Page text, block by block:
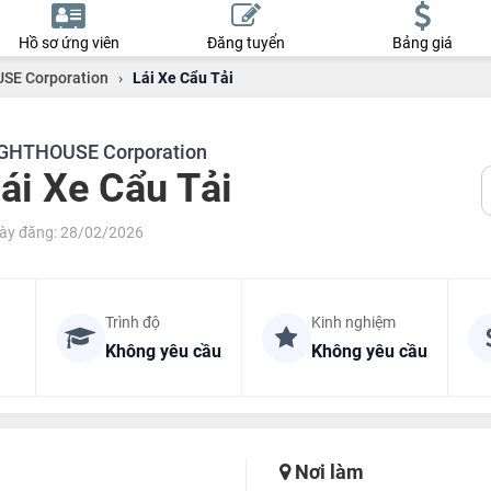
Hồ sơ ứng viên Đăng tuyển
Bảng giá
Corporation
› Lái Xe Cẩu Tải
Corporation
Xe Cẩu Tải
đăng: 28/02/2026
Trình độ
Không yêu cầu
Kinh nghiệm
Không yêu cầu
Nơi làm